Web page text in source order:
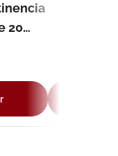
20